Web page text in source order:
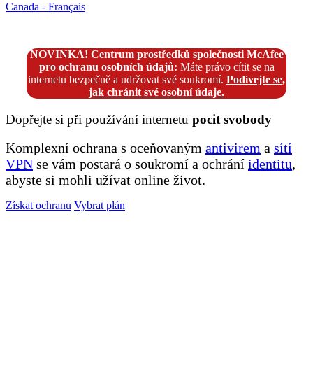
Canada - Français
NOVINKA! Centrum prostředků společnosti McAfee
pro ochranu osobních údajů: Máte právo cítit se na
internetu bezpečně a udržovat své soukromí. Podívejte se,
jak chránit své osobní údaje.
Dopřejte si při používání internetu pocit svobody
Komplexní ochrana s oceňovaným antivirem a sítí
VPN se vám postará o soukromí a ochrání identitu,
abyste si mohli užívat online život.
Získat ochranu Vybrat plán